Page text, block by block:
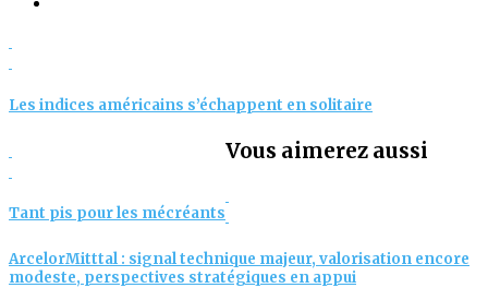
Les indices américains s’échappent en solitaire
Tant pis pour les mécréants
Vous aimerez aussi
ArcelorMitttal : signal technique majeur, valorisation encore
modeste, perspectives stratégiques en appui